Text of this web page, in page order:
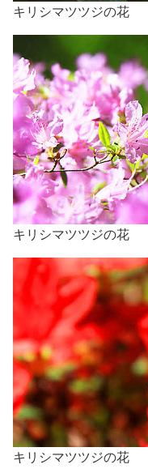
キリシマツツジの花
キリシマツツジの花
キリシマツツジの花